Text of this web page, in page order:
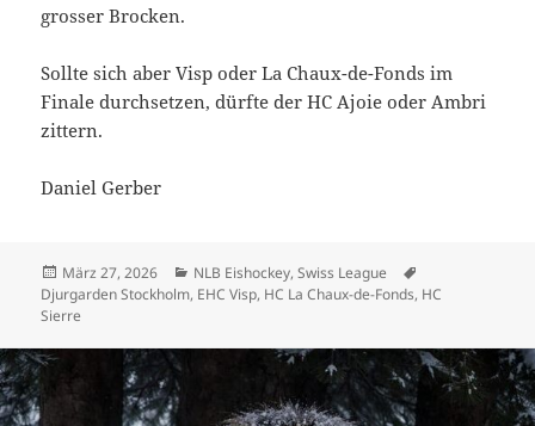
grosser Brocken.
Sollte sich aber Visp oder La Chaux-de-Fonds im
Finale durchsetzen, dürfte der HC Ajoie oder Ambri
zittern.
Daniel Gerber
Veröffentlicht
am
März 27, 2026 Kategorien
NLB Eishockey,Swiss League
Djurgarden Stockholm, EHC Visp, HC La Chaux-de-Fonds, HC
Sierre